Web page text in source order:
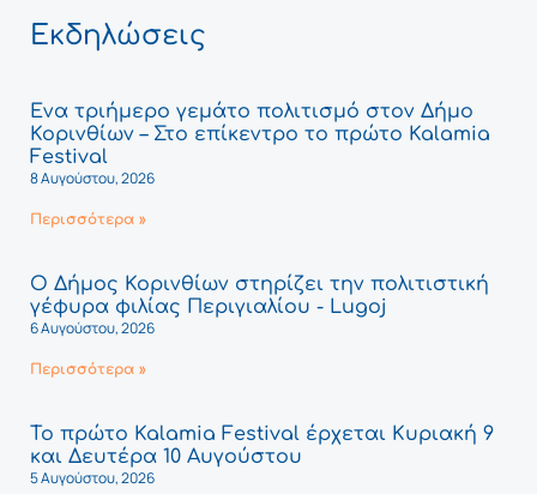
Εκδηλώσεις
Ένα τριήμερο γεμάτο πολιτισμό στον Δήμο
Κορινθίων – Στο επίκεντρο το πρώτο Kalamia
Festival
8 Αυγούστου, 2026
Περισσότερα »
Ο Δήμος Κορινθίων στηρίζει την πολιτιστική
γέφυρα φιλίας Περιγιαλίου - Lugoj
6 Αυγούστου, 2026
Περισσότερα »
Το πρώτο Kalamia Festival έρχεται Κυριακή 9
και Δευτέρα 10 Αυγούστου
5 Αυγούστου, 2026